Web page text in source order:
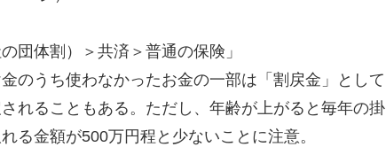
団体割）＞共済＞普通の保険」
のうち使わなかったお金の一部は「割戻金」として
れることもある。ただし、年齢が上がると毎年の掛
る金額が500万円程と少ないことに注意。